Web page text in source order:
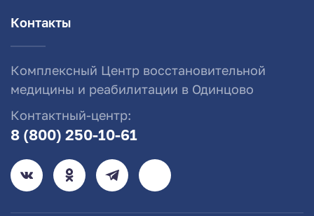
Контакты
Комплексный Центр восстановительной
медицины и реабилитации в Одинцово
Контактный-центр:
8 (800) 250-10-61